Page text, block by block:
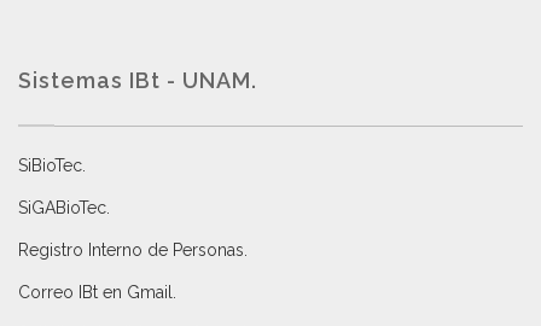
Sistemas IBt - UNAM.
SiBioTec
SiGABioTec.
Registro Interno de Personas
Correo IBt en Gmail